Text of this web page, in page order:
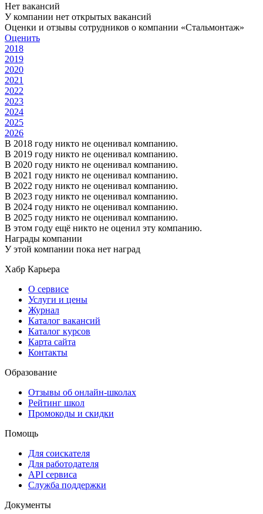
Нет вакансий
У компании нет открытых вакансий
Оценки и отзывы сотрудников о компании «Стальмонтаж»
Оценить
2018
2019
2020
2021
2022
2023
2024
2025
2026
В 2018 году никто не оценивал компанию.
В 2019 году никто не оценивал компанию.
В 2020 году никто не оценивал компанию.
В 2021 году никто не оценивал компанию.
В 2022 году никто не оценивал компанию.
В 2023 году никто не оценивал компанию.
В 2024 году никто не оценивал компанию.
В 2025 году никто не оценивал компанию.
В этом году ещё никто не оценил эту компанию.
Награды компании
У этой компании пока нет наград
Хабр Карьера
О сервисе
Услуги и цены
Журнал
Каталог вакансий
Каталог курсов
Карта сайта
Контакты
Образование
Отзывы об онлайн-школах
Рейтинг школ
Промокоды и скидки
Помощь
Для соискателя
Для работодателя
API сервиса
Служба поддержки
Документы